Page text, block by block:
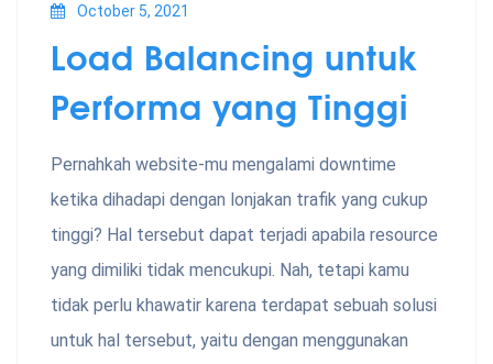
October 5, 2021
Load Balancing untuk
Performa yang Tinggi
Pernahkah website-mu mengalami downtime
ketika dihadapi dengan lonjakan trafik yang cukup
tinggi? Hal tersebut dapat terjadi apabila resource
yang dimiliki tidak mencukupi. Nah, tetapi kamu
tidak perlu khawatir karena terdapat sebuah solusi
untuk hal tersebut, yaitu dengan menggunakan